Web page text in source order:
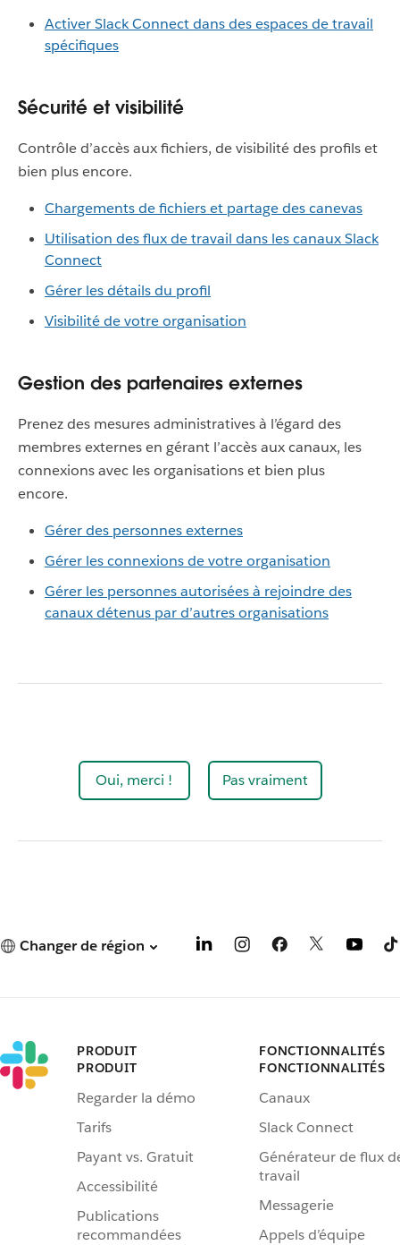
Activer Slack Connect dans des espaces de travail
spécifiques
Sécurité et visibilité
Contrôle d’accès aux fichiers, de visibilité des profils et
bien plus encore.
Chargements de fichiers et partage des canevas
Utilisation des flux de travail dans les canaux Slack
Connect
Gérer les détails du profil
Visibilité de votre organisation
Gestion des partenaires externes
Prenez des mesures administratives à l’égard des
membres externes en gérant l’accès aux canaux, les
connexions avec les organisations et bien plus
encore.
Gérer des personnes externes
Gérer les connexions de votre organisation
Gérer les personnes autorisées à rejoindre des
canaux détenus par d’autres organisations
Oui, merci ! Pas vraiment
Changer de région
PRODUIT
PRODUIT
Regarder la démo
Tarifs
Payant vs. Gratuit
Accessibilité
Publications
recommandées
FONCTIONNALITÉS
FONCTIONNALITÉS
Canaux
Slack Connect
Générateur de flux
travail
Messagerie
Appels d’équipe